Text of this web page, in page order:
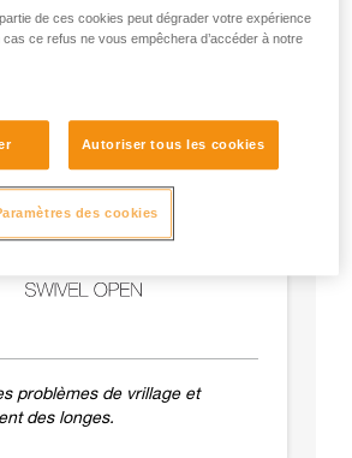
problèmes de vrillage et
des longes.
de ces cookies peut dégrader votre expérience
ce refus ne vous empêchera d’accéder à notre
Autoriser tous les cookies
des cookies